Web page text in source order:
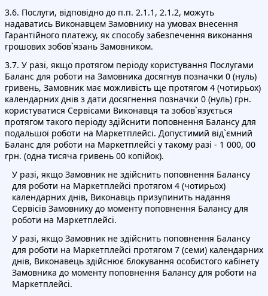
3.6. Послуги, відповідно до п.п. 2.1.1, 2.1.2, можуть
надаватись Виконавцем Замовнику на умовах внесення
Гарантійного платежу, як способу забезпечення виконання
грошових зобов`язань Замовником.
3.7. У разі, якщо протягом періоду користування Послугами
Баланс для роботи на Замовника досягнув позначки 0 (нуль)
гривень, Замовник має можливість ще протягом 4 (чотирьох)
календарних днів з дати досягнення позначки 0 (нуль) грн.
користуватися Сервісами Виконавця та зобов`язується
протягом такого періоду здійснити поповнення Балансу для
подальшої роботи на Маркетплейсі. Допустимий від`ємний
Баланс для роботи на Маркетплейсі у такому разі - 1 000, 00
грн. (одна тисяча гривень 00 копійок).
У разі, якщо Замовник не здійснить поповнення Балансу
для роботи на Маркетплейсі протягом 4 (чотирьох)
календарних днів, Виконавць призупинить надання
Сервісів Замовнику до моменту поповнення Балансу для
роботи на Маркетплейсі.
У разі, якщо Замовник не здійснить поповнення Балансу
для роботи на Маркетплейсі протягом 7 (семи) календарних
днів, Виконавець здійснює блокування особистого кабінету
Замовника до моменту поповнення Балансу для роботи на
Маркетплейсі.